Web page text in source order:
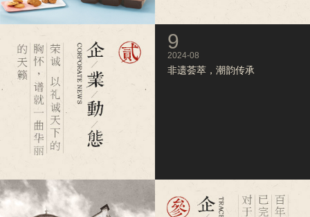
9
2024-07
2024荣诚中秋新礼食图鉴_月
圆情满寄相思
9
2024-08
非遗荟萃，潮韵传承